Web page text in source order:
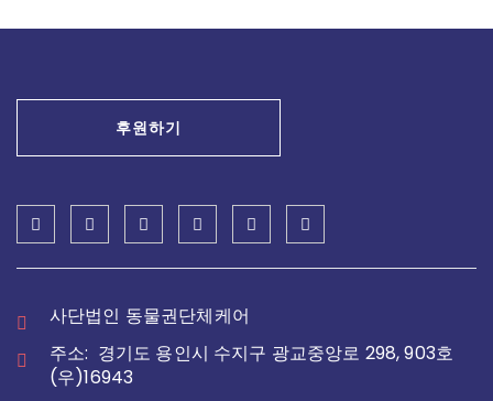
후원하기
사단법인 동물권단체케어
주소: 경기도 용인시 수지구 광교중앙로 298, 903호
(우)16943